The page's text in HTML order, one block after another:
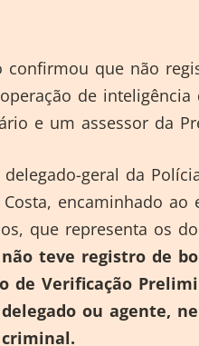
confirmou que não
de inteligência
e um assessor da
geral da
encaminhado ao
que representa os
teve registro de
de Verificação
ou agente,